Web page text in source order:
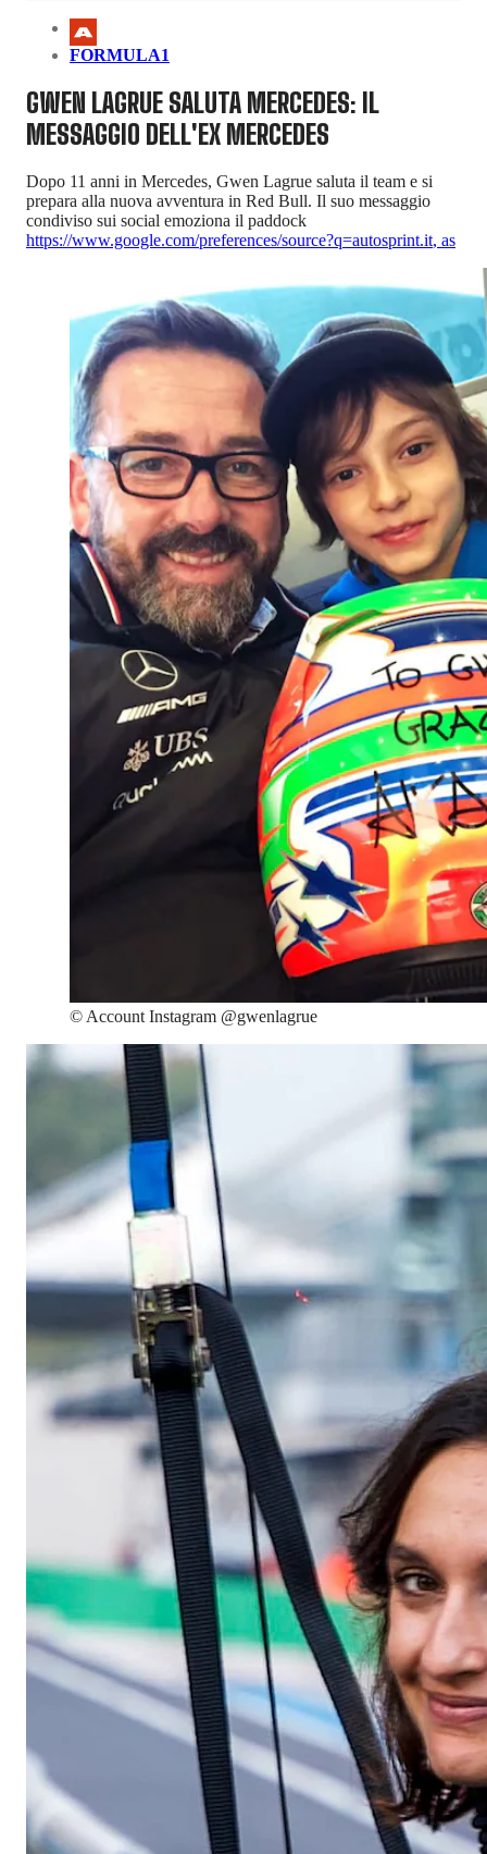
FORMULA1
GWEN LAGRUE SALUTA MERCEDES: IL
MESSAGGIO DELL'EX MERCEDES
Dopo 11 anni in Mercedes, Gwen Lagrue saluta il team e si
prepara alla nuova avventura in Red Bull. Il suo messaggio
condiviso sui social emoziona il paddock
https://www.google.com/preferences/source?q=autosprint.it, as
© Account Instagram @gwenlagrue